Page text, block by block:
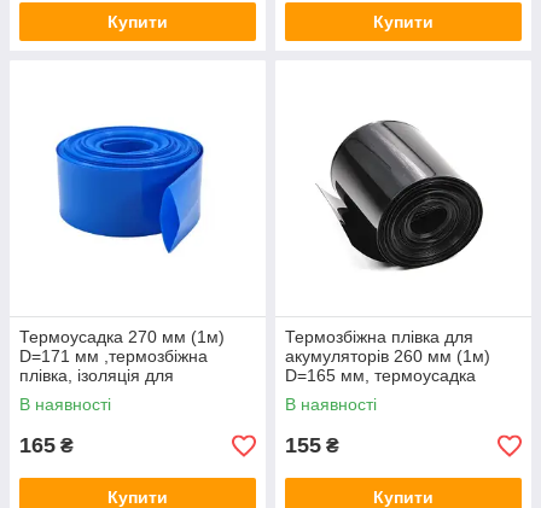
Купити Купити
Термоусадка 270 мм (1м)
D=171 мм ,термозбіжна
плівка, ізоляція для
складання акумуляторів
В наявності
165 ₴
Купити
Термозбіжна плівка для
акумуляторів 260 мм (1м)
D=165 мм, термоусадка
В наявності
155 ₴
Купити